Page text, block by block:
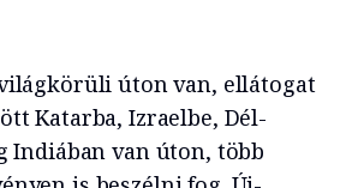
úton van, ellátogat
Katarba, Izraelbe, Dél-
Indiában van úton, több